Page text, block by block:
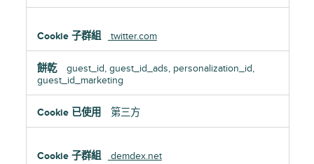
twitter.com
guest_id, guest_id_ads, personalization_id,
guest_id_marketing
第三方
demdex.net